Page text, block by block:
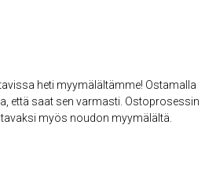
heti myymälältämme! Ostamalla
että saat sen varmasti. Ostoprosessin
myös noudon myymälältä.